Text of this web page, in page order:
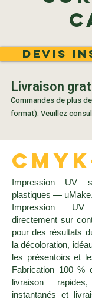
Devis
Livraison
Commandes de plus
format). Veuillez
Impression UV
plastiques —
Impression
directement sur
pour des résultats
la décoloration,
les présentoirs et
Fabrication 100 %
livraison
instantanés et